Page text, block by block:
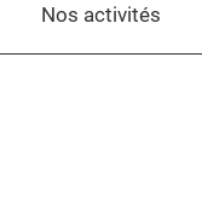
Nos activités